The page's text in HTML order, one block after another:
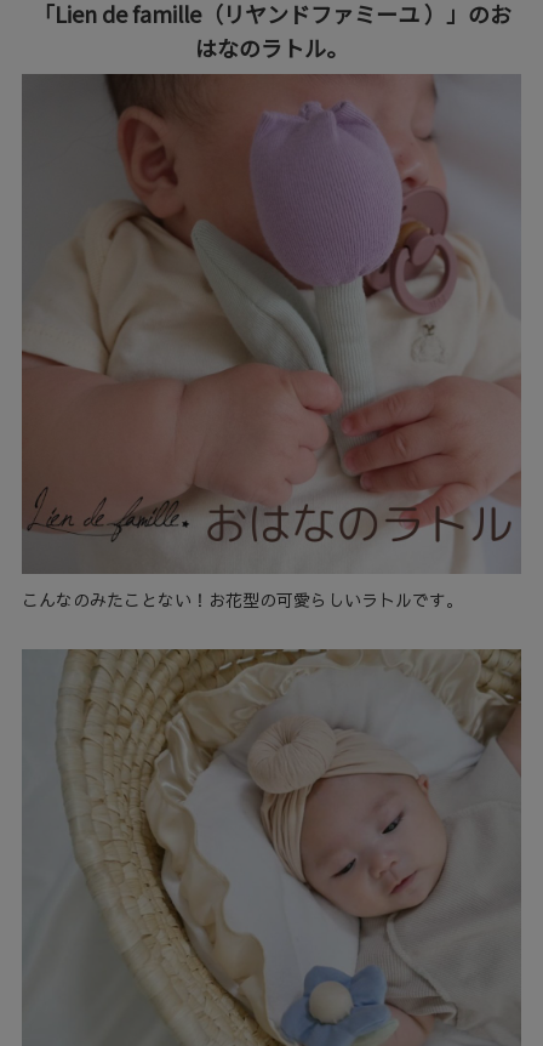
「Lien de famille（リヤンドファミーユ ）」のお
はなのラトル。
こんなのみたことない！お花型の可愛らしいラトルです。